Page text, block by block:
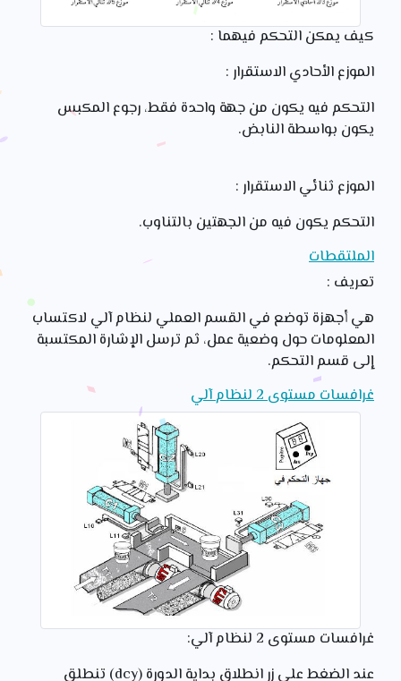
كيف يمكن التحكم فيهما :
الموزع الأحادي الاستقرار :
التحكم فيه يكون من جهة واحدة فقط، رجوع المكبس
يكون بواسطة النابض.
الموزع ثنائي الاستقرار :
التحكم يكون فيه من الجهتين بالتناوب.
الملتقطات
تعريف :
هي أجهزة توضع في القسم العملي لنظام آلي لاكتساب
المعلومات حول وضعية عمل، ثم ترسل الإشارة المكتسبة
إلى قسم التحكم.
غرافسات مستوى 2 لنظام آلي
غرافسات مستوى 2 لنظام آلي:
عند الضغط على زر انطلاق بداية الدورة (dcy) تنطلق